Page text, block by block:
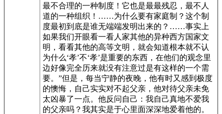
最不合理的一种制度！它也是最最残忍，最不人
道的一种组织！……为什么要有家庭制？这个制
度最初到底是谁无端端发明出来的？……事实上
如果我们开眼看一看人家其他的异种西方国家文
明，看看其他的高等文明，就会知道根本就不认
为什么‘孝’不‘孝’是重要的东西，在他们的观念里
边好像完全历来就没有注意过是有这样的一个需
要。”但是，每当宁静的夜晚，他有时又感到极度
的懊悔，自己实实对不起父亲，他对待父亲未免
太凶暴了一点。他反问自己：我自己真地不爱我
的父亲吗？我其实是于心里面深深地爱着他的。